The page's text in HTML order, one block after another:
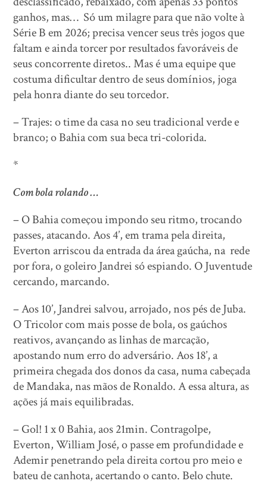
ganhos, mas… Só um milagre para que não volte à
Série B em 2026; precisa vencer seus três jogos que
faltam e ainda torcer por resultados favoráveis de
seus concorrente diretos.. Mas é uma equipe que
costuma dificultar dentro de seus domínios, joga
pela honra diante do seu torcedor.
– Trajes: o time da casa no seu tradicional verde e
branco; o Bahia com sua beca tri-colorida.
*
Com bola rolando …
– O Bahia começou impondo seu ritmo, trocando
passes, atacando. Aos 4’, em trama pela direita,
Everton arriscou da entrada da área gaúcha, na rede
por fora, o goleiro Jandrei só espiando. O Juventude
cercando, marcando.
– Aos 10’, Jandrei salvou, arrojado, nos pés de Juba.
O Tricolor com mais posse de bola, os gaúchos
reativos, avançando as linhas de marcação,
apostando num erro do adversário. Aos 18’, a
primeira chegada dos donos da casa, numa cabeçada
de Mandaka, nas mãos de Ronaldo. A essa altura, as
ações já mais equilibradas.
– Gol! 1 x 0 Bahia, aos 21min. Contragolpe,
Everton, William José, o passe em profundidade e
Ademir penetrando pela direita cortou pro meio e
bateu de canhota, acertando o canto. Belo chute.